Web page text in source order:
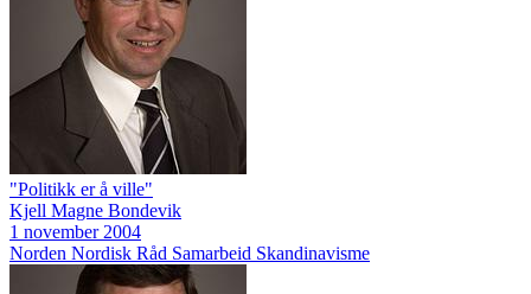
"Politikk er å ville"
Kjell Magne Bondevik
1 november 2004
Norden Nordisk Råd Samarbeid Skandinavisme